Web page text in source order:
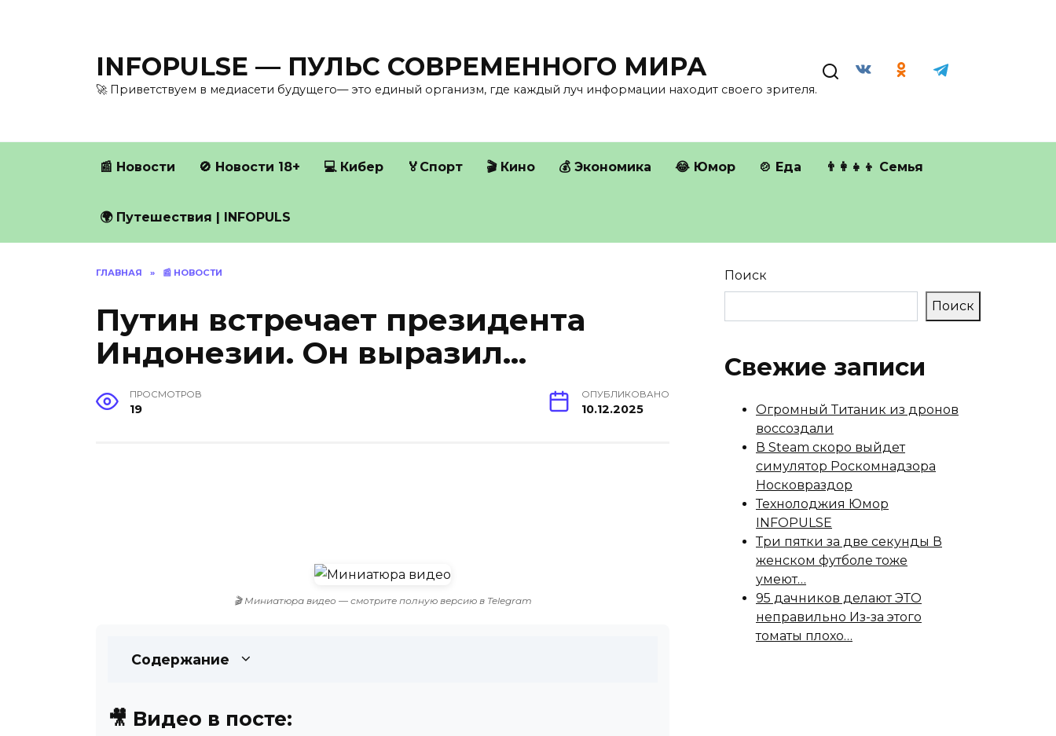
INFOPULSE — ПУЛЬС СОВРЕМЕННОГО МИРА
🚀 Приветствуем в медиасети будущего— это единый организм, где каждый луч информации находит своего зрителя.
📰 Новости 🚫 Новости 18+ 💻 Кибер 🏅Спорт 🎬 Кино 💰 Экономика 😂 Юмор 🍲 Еда 👨‍👩‍👧‍👦 Семья
🌍 Путешествия | INFOPULS
ГЛАВНАЯ » 📰 НОВОСТИ
Путин встречает президента
Индонезии. Он выразил…
ПРОСМОТРОВ
19
ОПУБЛИКОВАНО
10.12.2025
🎬 Миниатюра видео — смотрите полную версию в Telegram
Содержание
🎥 Видео в посте:
Поиск
Поиск
Свежие записи
Огромный Титаник из дронов
воссоздали
В Steam скоро выйдет
симулятор Роскомнадзора
Носковраздор
Технолоджия Юмор
INFOPULSE
Три пятки за две секунды В
женском футболе тоже
умеют…
95 дачников делают ЭТО
неправильно Из-за этого
томаты плохо…